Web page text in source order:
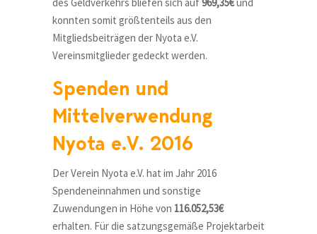
konnten somit größtenteils aus den
Mitgliedsbeiträgen der Nyota e.V.
Vereinsmitglieder gedeckt werden.
Spenden und
Mittelverwendung
Nyota e.V. 2016
Der Verein Nyota e.V. hat im Jahr 2016
Spendeneinnahmen und sonstige
Zuwendungen in Höhe von 116.052,53€
erhalten. Für die satzungsgemäße Projektarbeit